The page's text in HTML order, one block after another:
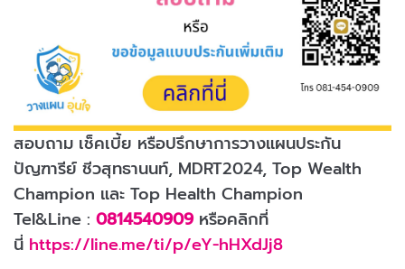
สอบถาม เช็คเบี้ย หรือปรึกษาการวางแผนประกัน
ปัญฑารีย์ ชีวสุทธานนท์, MDRT2024, Top Wealth
Champion และ Top Health Champion
Tel&Line : 0814540909 หรือคลิกที่
นี่ https://line.me/ti/p/eY-hHXdJj8